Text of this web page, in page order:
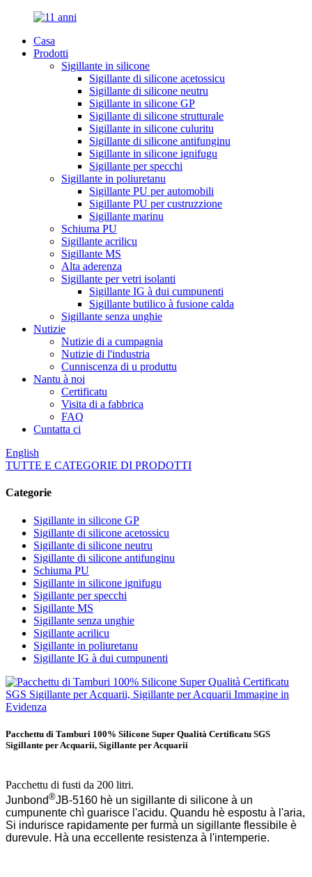
Casa
Prodotti
Sigillante in silicone
Sigillante di silicone acetossicu
Sigillante di silicone neutru
Sigillante in silicone GP
Sigillante di silicone strutturale
Sigillante in silicone culuritu
Sigillante di silicone antifunginu
Sigillante in silicone ignifugu
Sigillante per specchi
Sigillante in poliuretanu
Sigillante PU per automobili
Sigillante PU per custruzzione
Sigillante marinu
Schiuma PU
Sigillante acrilicu
Sigillante MS
Alta aderenza
Sigillante per vetri isolanti
Sigillante IG à dui cumpunenti
Sigillante butilico à fusione calda
Sigillante senza unghie
Nutizie
Nutizie di a cumpagnia
Nutizie di l'industria
Cunniscenza di u produttu
Nantu à noi
Certificatu
Visita di a fabbrica
FAQ
Cuntatta ci
English
TUTTE E CATEGORIE DI PRODOTTI
Categorie
Sigillante in silicone GP
Sigillante di silicone acetossicu
Sigillante di silicone neutru
Sigillante di silicone antifunginu
Schiuma PU
Sigillante in silicone ignifugu
Sigillante per specchi
Sigillante MS
Sigillante senza unghie
Sigillante acrilicu
Sigillante in poliuretanu
Sigillante IG à dui cumpunenti
Pacchettu di Tamburi 100% Silicone Super Qualità Certificatu SGS
Sigillante per Acquarii, Sigillante per Acquarii
Pacchettu di fusti da 200 litri.
Junbond®JB-5160 hè un sigillante di silicone à un
cumpunente chì guarisce l'acidu. Quandu hè espostu à l'aria,
Si indurisce rapidamente per furmà un sigillante flessibile è
durevule. Hà una eccellente resistenza à l'intemperie.